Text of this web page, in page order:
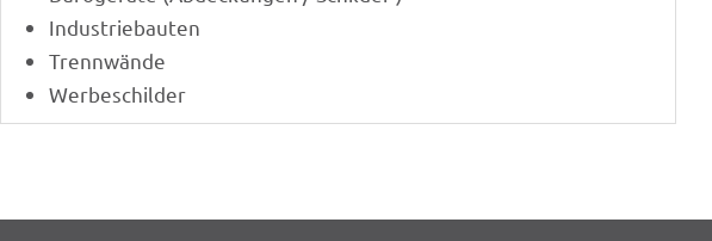
Indus­trie­bau­ten
Trenn­wände
Werbe­schil­der